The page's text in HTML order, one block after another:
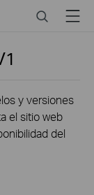
SearchMenu
y versiones
el sitio web
del